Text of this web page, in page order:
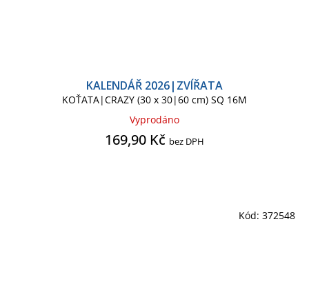
KALENDÁŘ 2026|ZVÍŘATA
KOŤATA|CRAZY (30 x 30|60 cm) SQ 16M
Vyprodáno
169,90 Kč bez DPH
Kód: 372548